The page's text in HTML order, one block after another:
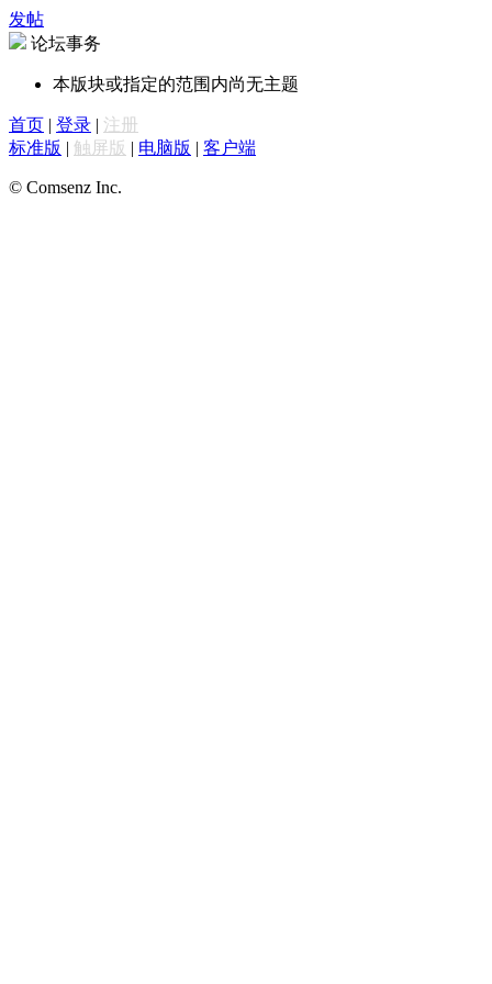
发帖
论坛事务
本版块或指定的范围内尚无主题
首页 | 登录 | 注册
标准版 | 触屏版 | 电脑版 | 客户端
© Comsenz Inc.